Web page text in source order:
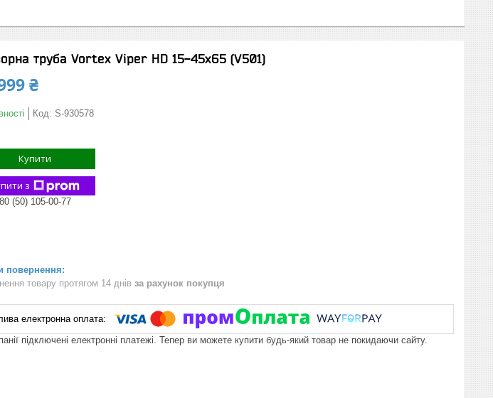
труба Vortex Viper HD 15-45x65 (V501)
₴
Код: S-930578
Купити
з
(50) 105-00-77
товару протягом 14 днів за рахунок покупця
підключені електронні платежі. Тепер ви можете купити будь-який товар не покидаючи сайту.